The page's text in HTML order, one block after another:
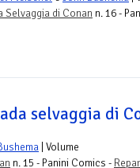
Selvaggia di Conan n. 16 -
selvaggia di
| Volume
n. 15 - Panini Comics -